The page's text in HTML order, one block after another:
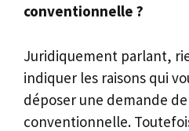
conventionnelle ?
Juridiquement parlant,
indiquer les raisons qui
déposer une demande
conventionnelle.